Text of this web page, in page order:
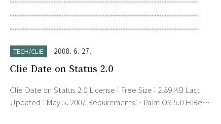
TECH/CLIE 2008. 6. 27.
Clie Date on Status 2.0
Clie Date on Status 2.0 License : Free Size : 2.89 KB Last
Updated : May 5, 2007 Requirements: · Palm OS 5.0 HiRes